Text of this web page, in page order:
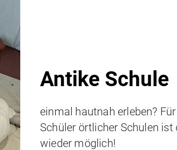
Antike Schule
einmal hautnah erleben?
Schüler örtlicher Schulen
wieder möglich!